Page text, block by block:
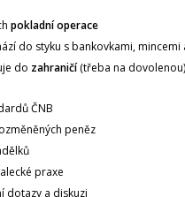
pokladní operace
do styku s bankovkami,
do zahraničí(třeba na dovolenou)
ČNB
peněz
praxe
a diskuzi